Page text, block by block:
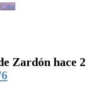
Citar
Zardón hace 2